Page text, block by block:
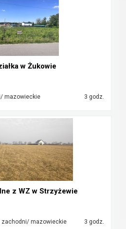
w Żukowie
mazowieckie 3 godz.
z WZ w Strzyżewie
mazowieckie 3 godz.